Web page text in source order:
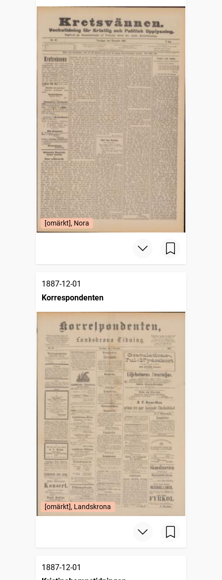
kristna
[omärkt], Nora
1887-12-01
Korrespondenten
[omärkt], Landskrona
1887-12-01